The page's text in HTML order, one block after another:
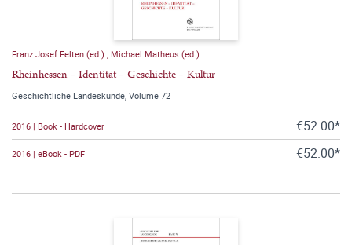
Franz Josef Felten (ed.) , Michael Matheus (ed.)
Rheinhessen – Identität – Geschichte – Kultur
Geschichtliche Landeskunde, Volume 72
2016 | Book - Hardcover €52.00*
2016 | eBook - PDF €52.00*